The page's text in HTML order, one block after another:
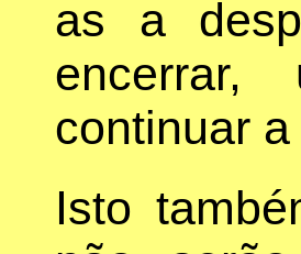
as a
continuar
Isto